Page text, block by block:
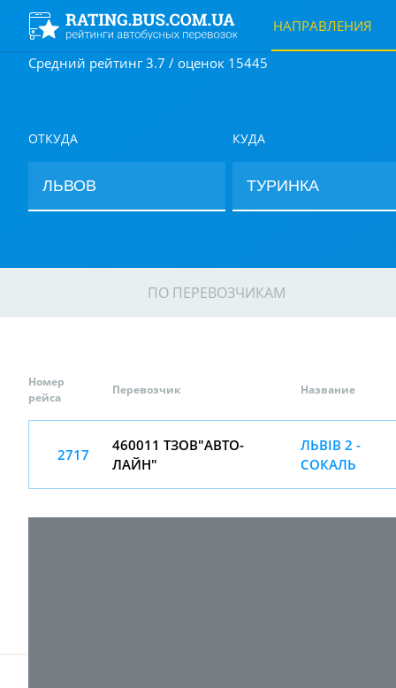
НАПРАВЛЕНИЯ
Средний рейтинг 3.7 / оценок 15445
ОТКУДА КУДА
ПО ПЕРЕВОЗЧИКАМ
Номер
рейса
Перевозчик Название
2717
460011 ТЗОВ"АВТО-
ЛАЙН"
ЛЬВІВ 2 -
СОКАЛЬ